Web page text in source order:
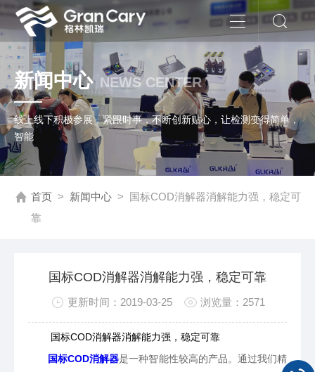
新闻中心 NEWS CENTER
线上线下积极参展，紧跟时事，不断创新贴心，让检测变得简单，
智能
首页 > 新闻中心 > 国标COD消解器消解能力强，稳定可
靠
国标COD消解器消解能力强，稳定可靠
更新时间：2019-03-25 浏览量：2571
国标COD消解器消解能力强，稳定可靠
国标COD消解器是一种智能性较高的产品。通过我们精